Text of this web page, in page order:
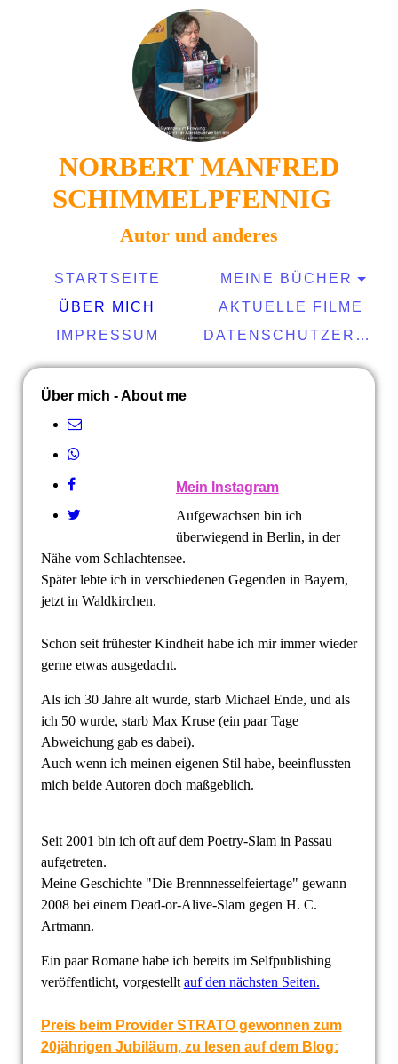
NORBERT MANFRED
SCHIMMELPFENNIG
Autor und anderes
STARTSEITE
MEINE BÜCHER
ÜBER MICH
AKTUELLE FILME
IMPRESSUM
DATENSCHUTZERKLÄRUNG
Über mich - About me
Mein Instagram
Aufgewachsen bin ich
überwiegend in Berlin, in der
Nähe vom Schlachtensee.
Später lebte ich in verschiedenen Gegenden in Bayern,
jetzt in Waldkirchen.
Schon seit frühester Kindheit habe ich mir immer wieder
gerne etwas ausgedacht.
Als ich 30 Jahre alt wurde, starb Michael Ende, und als
ich 50 wurde, starb Max Kruse (ein paar Tage
Abweichung gab es dabei).
Auch wenn ich meinen eigenen Stil habe, beeinflussten
mich beide Autoren doch maßgeblich.
Seit 2001 bin ich oft auf dem Poetry-Slam in Passau
aufgetreten.
Meine Geschichte "Die Brennnesselfeiertage" gewann
2008 bei einem Dead-or-Alive-Slam gegen H. C.
Artmann.
Ein paar Romane habe ich bereits im Selfpublishing
veröffentlicht, vorgestellt auf den nächsten Seiten.
Preis beim Provider STRATO gewonnen zum
20jährigen Jubiläum, zu lesen auf dem Blog: